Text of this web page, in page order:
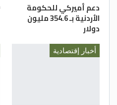
دعم أميركي للحكومة
الأردنية بـ 354.6 مليون
دولار
أخبار إقتصادية